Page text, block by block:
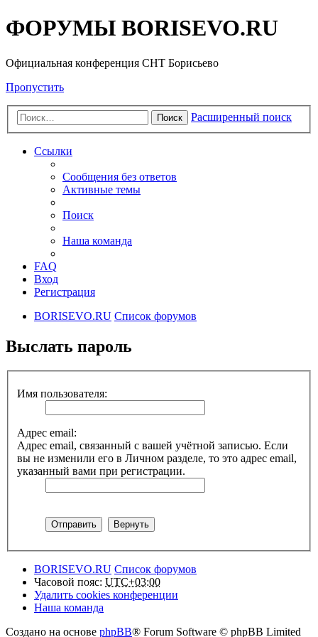
ФОРУМЫ BORISEVO.RU
Официальная конференция СНТ Борисьево
Пропустить
Поиск Расширенный поиск
Ссылки
Сообщения без ответов
Активные темы
Поиск
Наша команда
FAQ
Вход
Регистрация
BORISEVO.RU Список форумов
Выслать пароль
Имя пользователя:
Адрес email:
Адрес email, связанный с вашей учётной записью. Если
вы не изменили его в Личном разделе, то это адрес email,
указанный вами при регистрации.
BORISEVO.RU Список форумов
Часовой пояс: UTC+03:00
Удалить cookies конференции
Наша команда
Создано на основе phpBB® Forum Software © phpBB Limited